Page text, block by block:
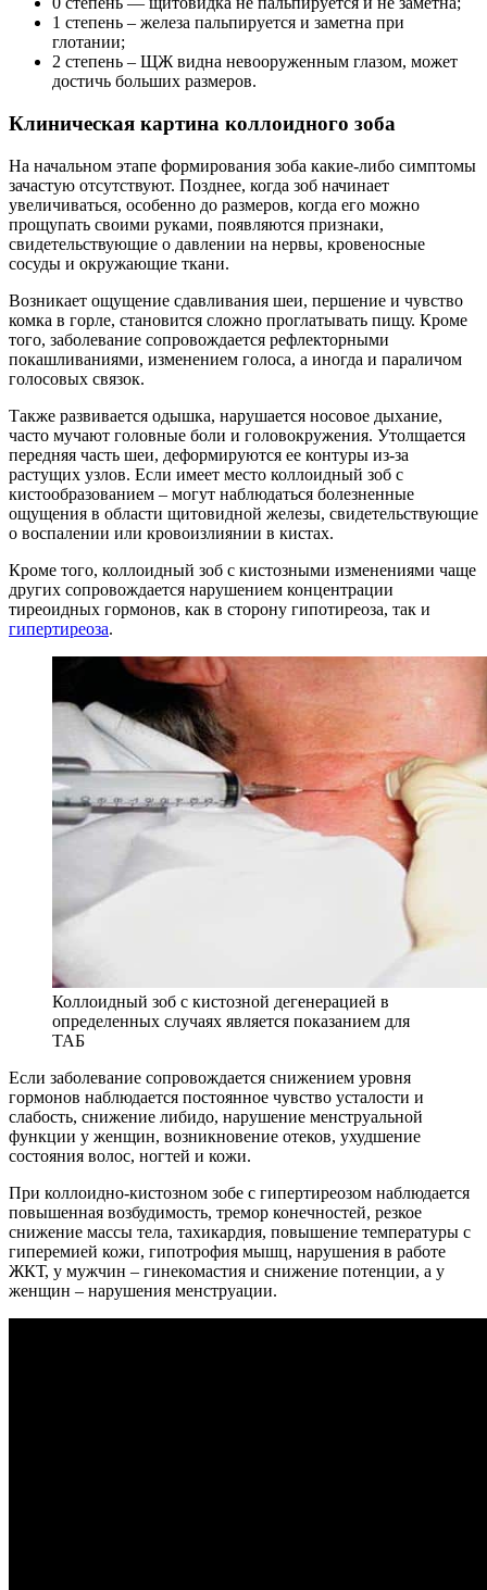
1 степень – железа пальпируется и заметна при
глотании;
2 степень – ЩЖ видна невооруженным глазом, может
достичь больших размеров.
Клиническая картина коллоидного зоба
На начальном этапе формирования зоба какие-либо симптомы
зачастую отсутствуют. Позднее, когда зоб начинает
увеличиваться, особенно до размеров, когда его можно
прощупать своими руками, появляются признаки,
свидетельствующие о давлении на нервы, кровеносные
сосуды и окружающие ткани.
Возникает ощущение сдавливания шеи, першение и чувство
комка в горле, становится сложно проглатывать пищу. Кроме
того, заболевание сопровождается рефлекторными
покашливаниями, изменением голоса, а иногда и параличом
голосовых связок.
Также развивается одышка, нарушается носовое дыхание,
часто мучают головные боли и головокружения. Утолщается
передняя часть шеи, деформируются ее контуры из-за
растущих узлов. Если имеет место коллоидный зоб с
кистообразованием – могут наблюдаться болезненные
ощущения в области щитовидной железы, свидетельствующие
о воспалении или кровоизлиянии в кистах.
Кроме того, коллоидный зоб с кистозными изменениями чаще
других сопровождается нарушением концентрации
тиреоидных гормонов, как в сторону гипотиреоза, так и
гипертиреоза.
Коллоидный зоб с кистозной дегенерацией в
определенных случаях является показанием для
ТАБ
Если заболевание сопровождается снижением уровня
гормонов наблюдается постоянное чувство усталости и
слабость, снижение либидо, нарушение менструальной
функции у женщин, возникновение отеков, ухудшение
состояния волос, ногтей и кожи.
При коллоидно-кистозном зобе с гипертиреозом наблюдается
повышенная возбудимость, тремор конечностей, резкое
снижение массы тела, тахикардия, повышение температуры с
гиперемией кожи, гипотрофия мышц, нарушения в работе
ЖКТ, у мужчин – гинекомастия и снижение потенции, а у
женщин – нарушения менструации.